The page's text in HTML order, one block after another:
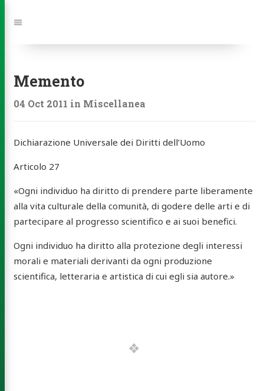
to:
Navigation
Memento
04 Oct 2011 in Miscellanea
Dichiarazione Universale dei Diritti dell’Uomo
Articolo 27
«Ogni individuo ha diritto di prendere parte liberamente
alla vita culturale della comunità, di godere delle arti e di
partecipare al progresso scientifico e ai suoi benefici.
Ogni individuo ha diritto alla protezione degli interessi
morali e materiali derivanti da ogni produzione
scientifica, letteraria e artistica di cui egli sia autore.»